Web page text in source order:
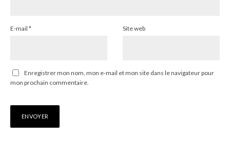
E-mail * Site web
Enregistrer mon nom, mon e-mail et mon site dans le navigateur pour
mon prochain commentaire.